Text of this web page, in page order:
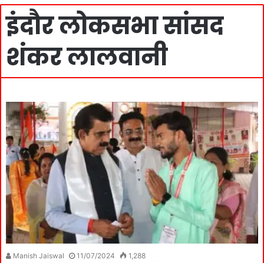
इंदौर लोकसभा सांसद
शंकर लालवानी
Manish Jaiswal 11/07/2024 1,288